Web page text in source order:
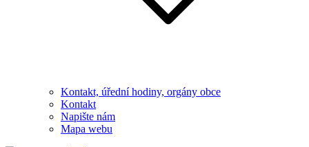
Kontakt, úřední hodiny, orgány obce
Kontakt
Napište nám
Mapa webu